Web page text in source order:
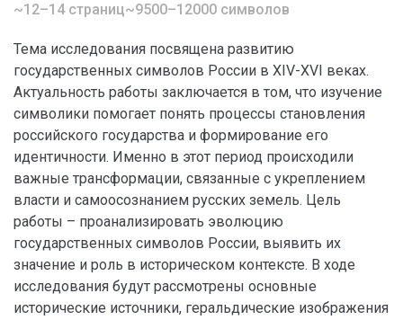
~12–14 страниц~9500–12000 символов
Тема исследования посвящена развитию
государственных символов России в XIV-XVI веках.
Актуальность работы заключается в том, что изучение
символики помогает понять процессы становления
российского государства и формирование его
идентичности. Именно в этот период происходили
важные трансформации, связанные с укреплением
власти и самоосознанием русских земель. Цель
работы – проанализировать эволюцию
государственных символов России, выявить их
значение и роль в историческом контексте. В ходе
исследования будут рассмотрены основные
исторические источники, геральдические изображения